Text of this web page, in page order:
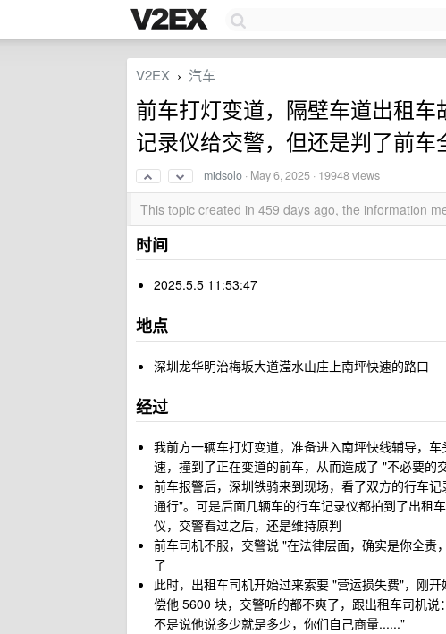
V2EX › 汽车
前车打灯变道，隔壁车道出租
记录仪给交警，但还是判了前车
midsolo · May 6, 2025 · 19948 views
This topic created in 459 days ago, the information
时间
2025.5.5 11:53:47
地点
深圳龙华明治梅坂大道滢水山庄上南坪快速的路口
经过
我前方一辆车打灯变道，准备进入南坪快线辅导，
速，撞到了正在变道的前车，从而造成了 "不必要的
前车报警后，深圳铁骑来到现场，看了双方的行车
通行"。可是后面几辆车的行车记录仪都拍到了出租
仪，交警看过之后，还是维持原判
前车司机不服，交警说 "在法律层面，确实是你全
了
此时，出租车司机开始过来索要 "营运损失费"，刚
偿他 5600 块，交警听的都不爽了，跟出租车司机
不是说他说多少就是多少，你们自己商量......"